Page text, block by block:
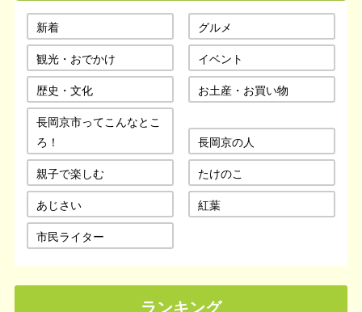
新着
グルメ
観光・おでかけ
イベント
歴史・文化
お土産・お買い物
長岡京市ってこんなとこ
ろ！
長岡京の人
親子で楽しむ
たけのこ
あじさい
紅葉
市民ライター